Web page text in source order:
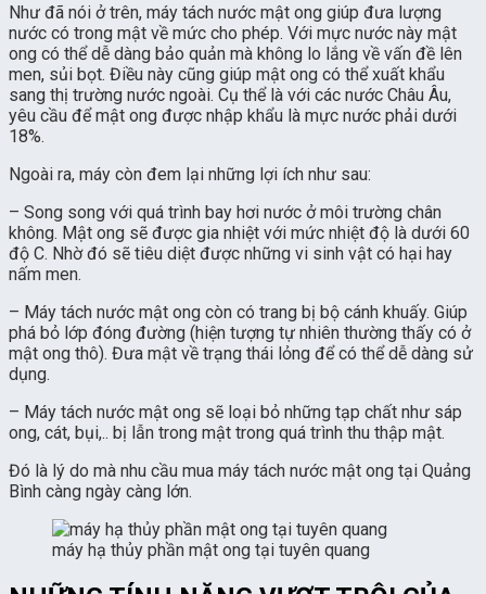
Như đã nói ở trên, máy tách nước mật ong giúp đưa lượng
nước có trong mật về mức cho phép. Với mực nước này mật
ong có thể dễ dàng bảo quản mà không lo lắng về vấn đề lên
men, sủi bọt. Điều này cũng giúp mật ong có thể xuất khẩu
sang thị trường nước ngoài. Cụ thể là với các nước Châu Âu,
yêu cầu để mật ong được nhập khẩu là mực nước phải dưới
18%.
Ngoài ra, máy còn đem lại những lợi ích như sau:
– Song song với quá trình bay hơi nước ở môi trường chân
không. Mật ong sẽ được gia nhiệt với mức nhiệt độ là dưới 60
độ C. Nhờ đó sẽ tiêu diệt được những vi sinh vật có hại hay
nấm men.
– Máy tách nước mật ong còn có trang bị bộ cánh khuấy. Giúp
phá bỏ lớp đóng đường (hiện tượng tự nhiên thường thấy có ở
mật ong thô). Đưa mật về trạng thái lỏng để có thể dễ dàng sử
dụng.
– Máy tách nước mật ong sẽ loại bỏ những tạp chất như sáp
ong, cát, bụi,.. bị lẫn trong mật trong quá trình thu thập mật.
Đó là lý do mà nhu cầu mua máy tách nước mật ong tại Quảng
Bình càng ngày càng lớn.
máy hạ thủy phần mật ong tại tuyên quang